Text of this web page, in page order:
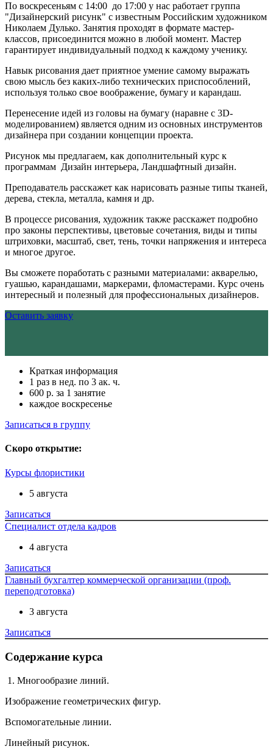
По воскресеньям с 14:00 до 17:00 у нас работает группа
"Дизайнерский рисунк" с известным Российским художником
Николаем Дулько. Занятия проходят в формате мастер-
классов, присоединится можно в любой момент. Мастер
гарантирует индивидуальный подход к каждому ученику.
Навык рисования дает приятное умение самому выражать
свою мысль без каких-либо технических приспособлений,
используя только свое воображение, бумагу и карандаш.
Перенесение идей из головы на бумагу (наравне с 3D-
моделированием) является одним из основных инструментов
дизайнера при создании концепции проекта.
Рисунок мы предлагаем, как дополнительный курс к
программам Дизайн интерьера, Ландшафтный дизайн.
Преподаватель расскажет как нарисовать разные типы тканей,
дерева, стекла, металла, камня и др.
В процессе рисования, художник также расскажет подробно
про законы перспективы, цветовые сочетания, виды и типы
штриховки, масштаб, свет, тень, точки напряжения и интереса
и многое другое.
Вы сможете поработать с разными материалами: акварелью,
гуашью, карандашами, маркерами, фломастерами. Курс очень
интересный и полезный для профессиональных дизайнеров.
Оставить заявку
Краткая информация
1 раз в нед. по 3 ак. ч.
600 р. за 1 занятие
каждое воскресенье
Записаться в группу
Скоро открытие:
Курсы флористики
5 августа
Записаться
Специалист отдела кадров
4 августа
Записаться
Главный бухгалтер коммерческой организации (проф.
переподготовка)
3 августа
Записаться
Содержание курса
1. Многообразие линий.
Изображение геометрических фигур.
Вспомогательные линии.
Линейный рисунок.